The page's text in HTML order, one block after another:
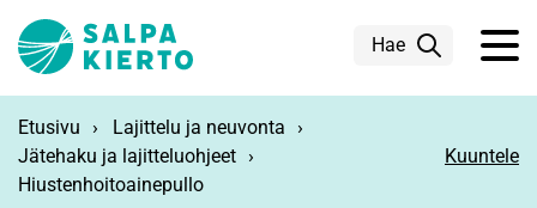
Hae
Etusivu
Lajittelu ja neuvonta
Jätehaku ja lajitteluohjeet
Hiustenhoitoainepullo
Kuuntele